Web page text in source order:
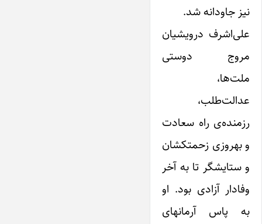
نیز جاودانه شد.
علی‌اشرف درویشیان
مروج دوستی
ملت‌ها،
عدالت‌طلب،
رزمنده‌ی راه سعادت
و بهروزی زحمتکشان
و ستایشگر تا به آخر
وفادار آزادی بود. او
به پاس آرمانهای